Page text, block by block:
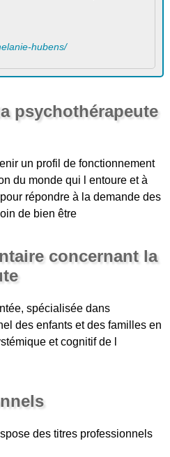
hubens/
psychothérapeute
un profil de fonctionnement
du monde qui l entoure et à
répondre à la demande des
de bien être
concernant la
spécialisée dans
des enfants et des familles en
et cognitif de l
des titres professionnels